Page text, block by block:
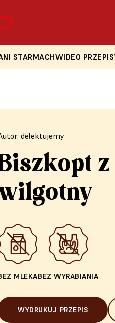
STARMACHWIDEO
delektujemy
MLEKABEZ WYRABIANIA
WYDRUKUJ PRZEPIS